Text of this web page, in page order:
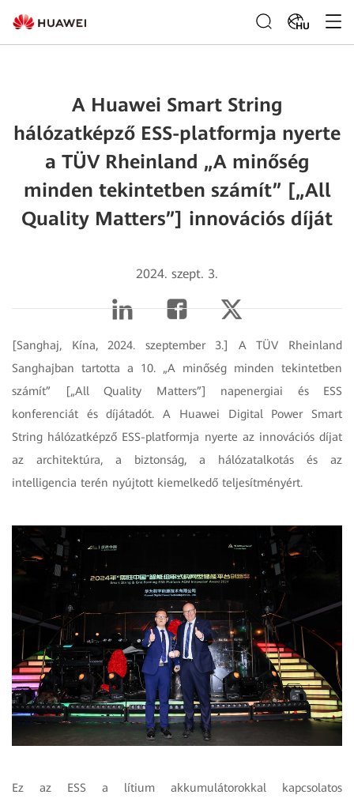
HU
A Huawei Smart String
hálózatképző ESS-platformja nyerte
a TÜV Rheinland „A minőség
minden tekintetben számít” [„All
Quality Matters”] innovációs díját
2024. szept. 3.
[Sanghaj, Kína, 2024. szeptember 3.] A TÜV Rheinland
Sanghajban tartotta a 10. „A minőség minden tekintetben
számít” [„All Quality Matters”] napenergiai és ESS
konferenciát és díjátadót. A Huawei Digital Power Smart
String hálózatképző ESS-platformja nyerte az innovációs díjat
az architektúra, a biztonság, a hálózatalkotás és az
intelligencia terén nyújtott kiemelkedő teljesítményért.
Ez az ESS a lítium akkumulátorokkal kapcsolatos